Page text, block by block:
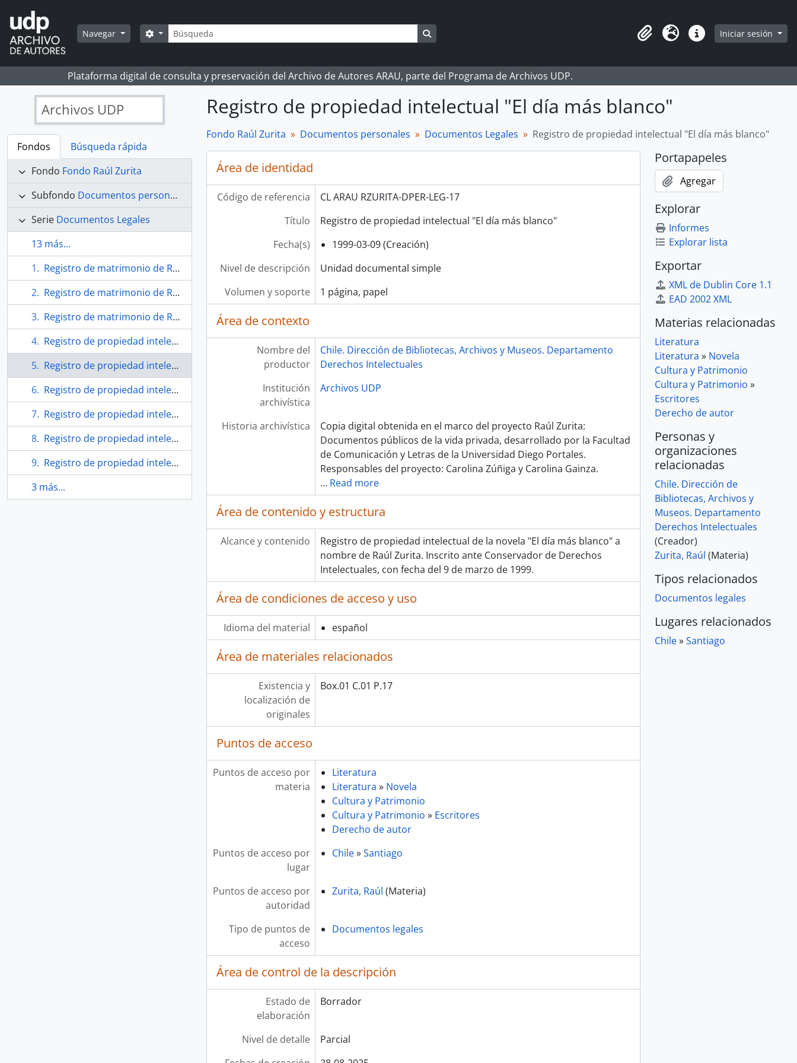
Skip to main content
Navegar Búsqueda
Search options
Portapapeles
Idioma Enlaces rápidos
Iniciar sesión
Plataforma digital de consulta y preservación del Archivo de Autores ARAU, parte del Programa de Archivos UDP.
Archivos UDP
Fondos
Búsqueda rápida
Fondo Fondo Raúl Zurita
Subfondo Documentos personales
Serie Documentos Legales
13 más...
Registro de matrimonio de Raúl Zurita y Paulina Wendt
Registro de matrimonio de Raúl Zurita y Diamela Eltit
Registro de matrimonio de Raúl Zurita y Miriam Martínez Holger
Registro de propiedad intelectual "Anteparaíso"
Registro de propiedad intelectual "El día más blanco"
Registro de propiedad intelectual "La Vida Nueva"
Registro de propiedad intelectual "Los países muertos"
Registro de propiedad intelectual "Poemas militantes"
Registro de propiedad intelectual "Purgatorio"
3 más...
Registro de propiedad intelectual "El día más blanco"
Fondo Raúl Zurita Documentos personales Documentos Legales Registro de propiedad intelectual "El día más blanco"
Área de identidad
Código de referencia
CL ARAU RZURITA-DPER-LEG-17
Título
Registro de propiedad intelectual "El día más blanco"
Fecha(s)
1999-03-09 (Creación)
Nivel de descripción
Unidad documental simple
Volumen y soporte
1 página, papel
Área de contexto
Nombre del
productor
Chile. Dirección de Bibliotecas, Archivos y Museos. Departamento
Derechos Intelectuales
Institución
archivística
Archivos UDP
Historia archivística
Copia digital obtenida en el marco del proyecto Raúl Zurita:
Documentos públicos de la vida privada, desarrollado por la Facultad
de Comunicación y Letras de la Universidad Diego Portales.
Responsables del proyecto: Carolina Zúñiga y Carolina Gainza.
… Read more
Área de contenido y estructura
Alcance y contenido
Registro de propiedad intelectual de la novela "El día más blanco" a
nombre de Raúl Zurita. Inscrito ante Conservador de Derechos
Intelectuales, con fecha del 9 de marzo de 1999.
Área de condiciones de acceso y uso
Idioma del material español
Área de materiales relacionados
Existencia y
localización de
originales
Box.01 C.01 P.17
Puntos de acceso
Puntos de acceso por
materia
Literatura
Literatura » Novela
Cultura y Patrimonio
Cultura y Patrimonio » Escritores
Derecho de autor
Puntos de acceso por
lugar
Chile»Santiago
Puntos de acceso por
autoridad
Zurita, Raúl (Materia)
Tipo de puntos de
acceso
Documentos legales
Área de control de la descripción
Estado de
elaboración
Borrador
Nivel de detalle
Parcial
Portapapeles
Agregar
Explorar
Informes
Explorar lista
Exportar
XML de Dublin Core 1.1
EAD 2002 XML
Materias relacionadas
Literatura
Literatura » Novela
Cultura y Patrimonio
Cultura y Patrimonio »
Escritores
Derecho de autor
Personas y
organizaciones
relacionadas
Chile. Dirección de
Bibliotecas, Archivos y
Museos. Departamento
Derechos Intelectuales
(Creador)
Zurita, Raúl (Materia)
Tipos relacionados
Documentos legales
Lugares relacionados
Chile»Santiago